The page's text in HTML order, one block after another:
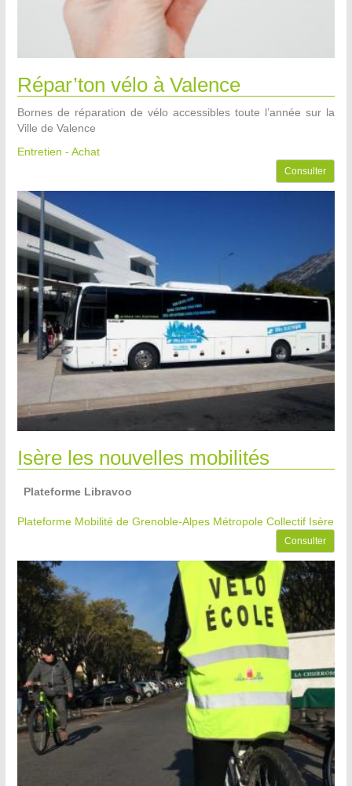
Répar’ton vélo à Valence
Bornes de réparation de vélo accessibles toute l’année sur la
Ville de Valence
Entretien - Achat
Consulter
Isère les nouvelles mobilités
Plateforme Libravoo
Plateforme Mobilité de Grenoble-Alpes Métropole Collectif Isère
Consulter